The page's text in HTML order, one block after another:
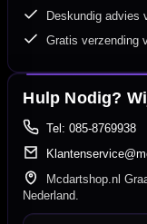
Deskundig advies
Gratis verzending
Hulp Nodig?
Tel: 085-8769938
Mcdartshop.nl
Nederland.